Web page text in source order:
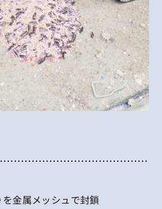
金属メッシュで封鎖